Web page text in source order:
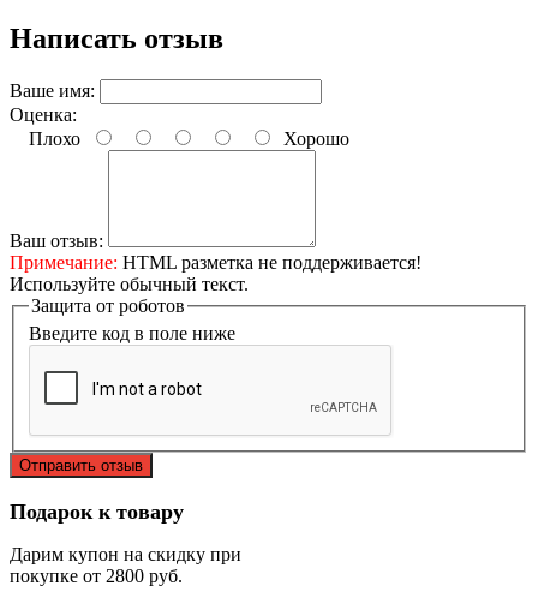
Написать отзыв
Ваше имя:
Оценка:
Плохо
Хорошо
Ваш отзыв:
Примечание: HTML разметка не поддерживается!
Используйте обычный текст.
Защита от роботов
Введите код в поле ниже
Отправить отзыв
Подарок к товару
Дарим купон на скидку при
покупке от 2800 руб.